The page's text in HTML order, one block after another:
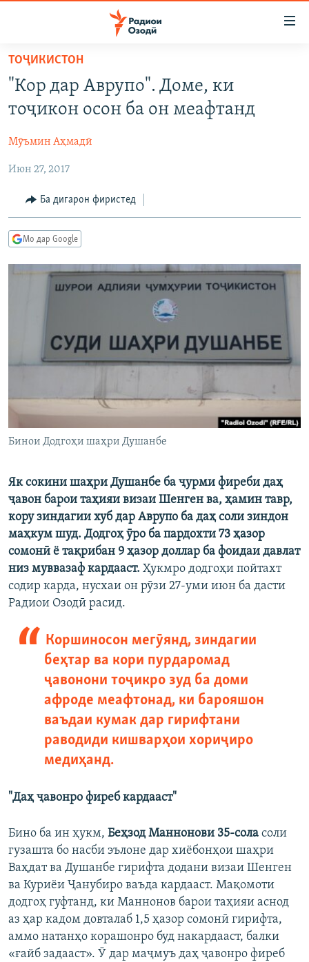
Ҷаҳиш
мояи
аслӣ
ба
аслӣ
Ҷаҳиш
ҷустор
ГӮШАҲО
СИЁСАТ
ҶОМЕА
ҚАЗИЯИ "КРОКУС"
ОСИЁИ МАРКАЗӢ
МЕҲМОНИ ОЗОДӢ
ВАРЗИШ
ГАПИ ОЗОД
САЛОМ, ХОҲАР
ТАҲҚИҚОТ
ҶАНГ ДАР УКРАИНА
НАЗАРИ МАРДУМ
БЛОГИСТОН
ОЗОДӢ ОНЛАЙН
ЧАНДРАСОНАӢ
ВИДЕО
РӮЙХАТҲО
КИТОБҲОИ ОЗОДӢ
Русский
ПАЙГИРӢ КУНЕД
ТОҶИКИСТОН
"Кор дар Аврупо". Доме, ки
тоҷикон осон ба он меафтанд
Мӯъмин Аҳмадӣ
Июн 27, 2017
Ба дигарон фиристед
Мо дар Google
Бинои Додгоҳи шаҳри Душанбе
Як сокини шаҳри Душанбе ба ҷурми фиреби даҳ
ҷавон барои таҳияи визаи Шенген ва, ҳамин тавр,
кору зиндагии хуб дар Аврупо ба даҳ соли зиндон
маҳкум шуд. Додгоҳ ӯро ба пардохти 73 ҳазор
сомонӣ ё тақрибан 9 ҳазор доллар ба фоидаи давлат
низ муввазаф кардааст. Ҳукмро додгоҳи пойтахт
содир карда, нусхаи он рӯзи 27-уми июн ба дасти
Радиои Озодӣ расид.
Коршиносон мегӯянд, зиндагии
беҳтар ва кори пурдаромад
ҷавонони тоҷикро зуд ба доми
афроде меафтонад, ки барояшон
ваъдаи кумак дар гирифтани
раводиди кишварҳои хориҷиро
медиҳанд.
"Даҳ ҷавонро фиреб кардааст"
Бино ба ин ҳукм, Беҳзод Маннонови 35-сола соли
гузашта бо насби эълоне дар хиёбонҳои шаҳри
Ваҳдат ва Душанбе гирифта додани визаи Шенген
ва Куриёи Ҷанубиро ваъда кардааст. Мақомоти
додгоҳ гуфтанд, ки Маннонов барои таҳияи аснод
аз ҳар кадом довталаб 1,5 ҳазор сомонӣ гирифта,
аммо натанҳо корашонро буд накардааст, балки
«ғайб задааст». Ӯ дар маҷмуъ даҳ ҷавонро фиреб